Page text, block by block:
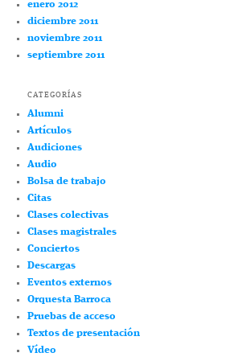
enero 2012
diciembre 2011
noviembre 2011
septiembre 2011
CATEGORÍAS
Alumni
Artículos
Audiciones
Audio
Bolsa de trabajo
Citas
Clases colectivas
Clases magistrales
Conciertos
Descargas
Eventos externos
Orquesta Barroca
Pruebas de acceso
Textos de presentación
Vídeo